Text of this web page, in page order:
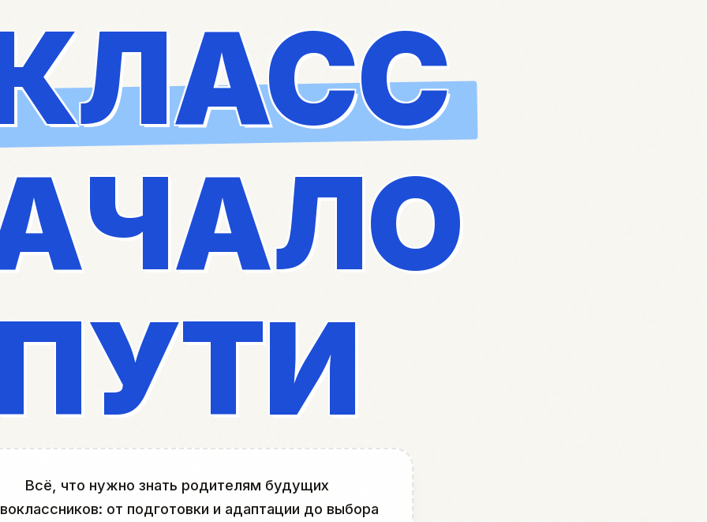
Всё, что нужно знать родителям будущих
от подготовки и адаптации до выбора